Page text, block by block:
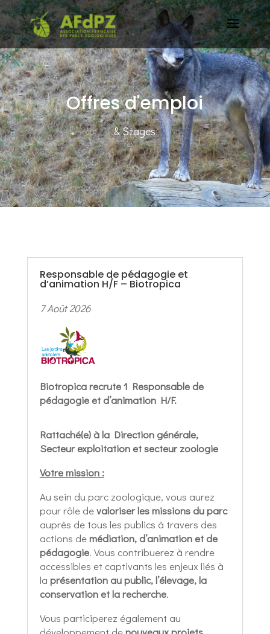
Offres d'emploi
& Stages
Responsable de pédagogie et
d’animation H/F – Biotropica
7 Août 2026
Biotropica recrute 1 Responsable de
pédagogie et d’animation H/F.
Rattaché(e) à la Direction générale,
Secteur exploitation et secteur zoologie
Votre mission :
Au sein du parc zoologique, vous aurez
pour rôle devaloriser les missions du parc
auprès de tous les publics à travers des
actions demédiation, d’animation et de
pédagogie. Vous contribuerez à rendre
accessibles et captivants les enjeux liés à
la présentation au public, l’élevage, la
conservation et la recherche.
Vous participerez également au